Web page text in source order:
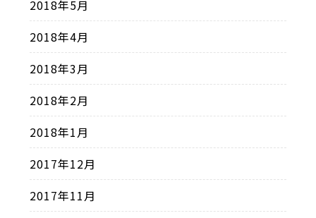
2018年5月
2018年4月
2018年3月
2018年2月
2018年1月
2017年12月
2017年11月